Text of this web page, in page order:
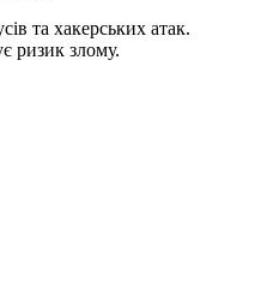
та хакерських атак.
ризик злому.